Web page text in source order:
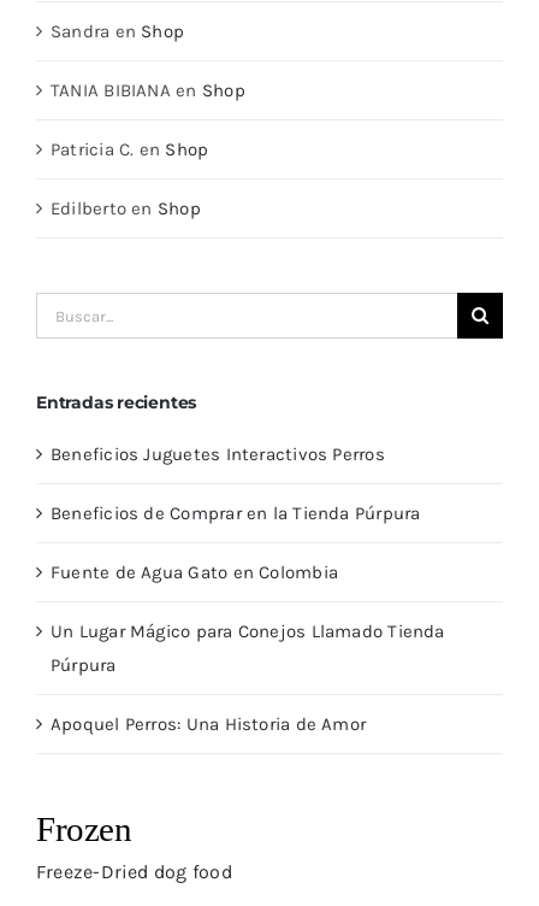
Sandra en Shop
TANIA BIBIANA en Shop
Patricia C. en Shop
Edilberto en Shop
Buscar:
Entradas recientes
Beneficios Juguetes Interactivos Perros
Beneficios de Comprar en la Tienda Púrpura
Fuente de Agua Gato en Colombia
Un Lugar Mágico para Conejos Llamado Tienda
Púrpura
Apoquel Perros: Una Historia de Amor
Frozen
Freeze-Dried dog food